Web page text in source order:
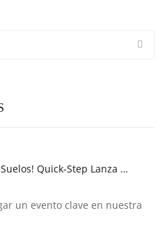
Quick-Step Lanza …
un evento clave en nuestra